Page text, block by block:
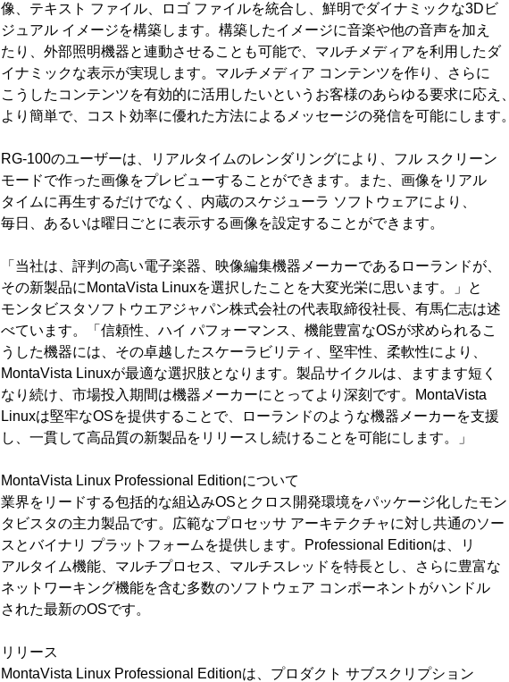
像、テキスト ファイル、ロゴ ファイルを統合し、鮮明でダイナミックな3Dビ
ジュアル イメージを構築します。構築したイメージに音楽や他の音声を加え
たり、外部照明機器と連動させることも可能で、マルチメディアを利用したダ
イナミックな表示が実現します。マルチメディア コンテンツを作り、さらに
こうしたコンテンツを有効的に活用したいというお客様のあらゆる要求に応え、
より簡単で、コスト効率に優れた方法によるメッセージの発信を可能にします。
RG-100のユーザーは、リアルタイムのレンダリングにより、フル スクリーン
モードで作った画像をプレビューすることができます。また、画像をリアル
タイムに再生するだけでなく、内蔵のスケジューラ ソフトウェアにより、
毎日、あるいは曜日ごとに表示する画像を設定することができます。
「当社は、評判の高い電子楽器、映像編集機器メーカーであるローランドが、
その新製品にMontaVista Linuxを選択したことを大変光栄に思います。」と
モンタビスタソフトウエアジャパン株式会社の代表取締役社長、有馬仁志は述
べています。「信頼性、ハイ パフォーマンス、機能豊富なOSが求められるこ
うした機器には、その卓越したスケーラビリティ、堅牢性、柔軟性により、
MontaVista Linuxが最適な選択肢となります。製品サイクルは、ますます短く
なり続け、市場投入期間は機器メーカーにとってより深刻です。MontaVista
Linuxは堅牢なOSを提供することで、ローランドのような機器メーカーを支援
し、一貫して高品質の新製品をリリースし続けることを可能にします。」
MontaVista Linux Professional Editionについて
業界をリードする包括的な組込みOSとクロス開発環境をパッケージ化したモン
タビスタの主力製品です。広範なプロセッサ アーキテクチャに対し共通のソー
スとバイナリ プラットフォームを提供します。Professional Editionは、リ
アルタイム機能、マルチプロセス、マルチスレッドを特長とし、さらに豊富な
ネットワーキング機能を含む多数のソフトウェア コンポーネントがハンドル
された最新のOSです。
リリース
MontaVista Linux Professional Editionは、プロダクト サブスクリプション